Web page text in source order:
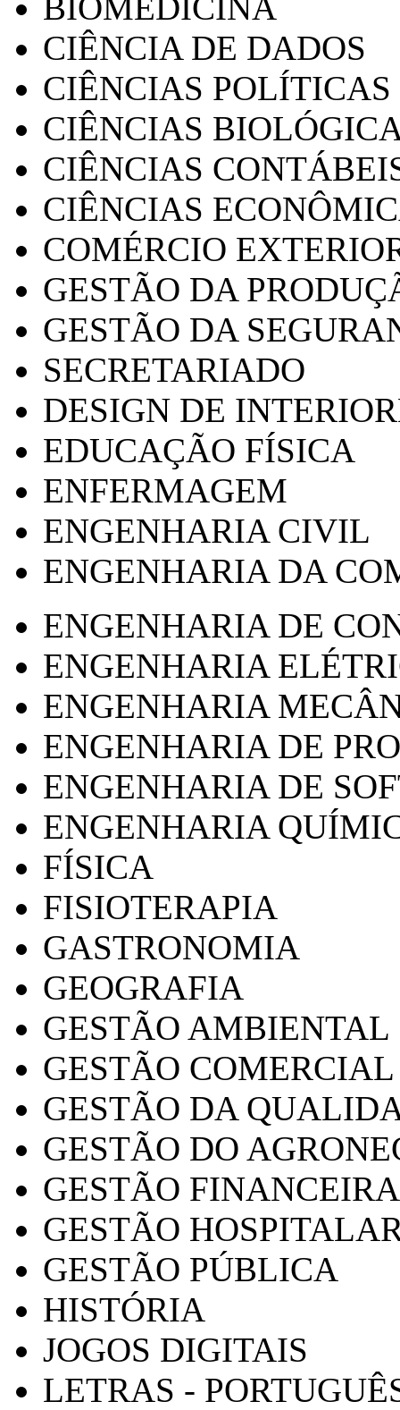
CIÊNCIA DE DADOS
CIÊNCIAS POLÍTICAS
CIÊNCIAS
CIÊNCIAS
CIÊNCIAS
COMÉRCIO
GESTÃO DA
GESTÃO DA
SECRETARIADO
DESIGN DE
EDUCAÇÃO FÍSICA
ENFERMAGEM
ENGENHARIA CIVIL
ENGENHARIA DA
ENGENHARIA DE
ENGENHARIA
ENGENHARIA
ENGENHARIA DE
ENGENHARIA DE
ENGENHARIA
FÍSICA
FISIOTERAPIA
GASTRONOMIA
GEOGRAFIA
GESTÃO AMBIENTAL
GESTÃO COMERCIAL
GESTÃO DA
GESTÃO DO
GESTÃO FINANCEIRA
GESTÃO
GESTÃO PÚBLICA
HISTÓRIA
JOGOS DIGITAIS
LETRAS -